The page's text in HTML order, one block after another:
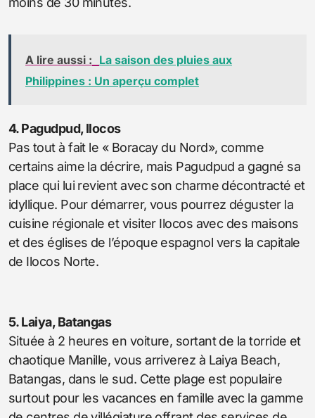
A lire aussi : La saison des pluies aux
Philippines : Un aperçu complet
4. Pagudpud, Ilocos
Pas tout à fait le « Boracay du Nord», comme
certains aime la décrire, mais Pagudpud a gagné sa
place qui lui revient avec son charme décontracté et
idyllique. Pour démarrer, vous pourrez déguster la
cuisine régionale et visiter Ilocos avec des maisons
et des églises de l’époque espagnol vers la capitale
de Ilocos Norte.
5. Laiya, Batangas
Située à 2 heures en voiture, sortant de la torride et
chaotique Manille, vous arriverez à Laiya Beach,
Batangas, dans le sud. Cette plage est populaire
surtout pour les vacances en famille avec la gamme